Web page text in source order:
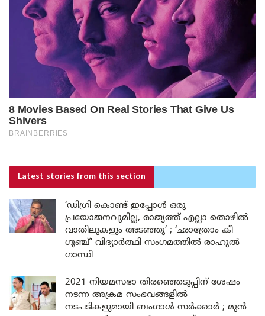
Latest stories from this section
‘ഡിഗ്രി കൊണ്ട് ഇപ്പോൾ ഒരു
പ്രയോജനവുമില്ല, രാജ്യത്ത് എല്ലാ തൊഴിൽ
വാതിലുകളും അടഞ്ഞു’ ; ‘ഛാത്രോം കീ
ഗൂഞ്ച്’ വിദ്യാർത്ഥി സംഗമത്തിൽ രാഹുൽ
ഗാന്ധി
2021 നിയമസഭാ തിരഞ്ഞെടുപ്പിന് ശേഷം
നടന്ന അക്രമ സംഭവങ്ങളിൽ
നടപടികളുമായി ബംഗാൾ സർക്കാർ ; മുൻ